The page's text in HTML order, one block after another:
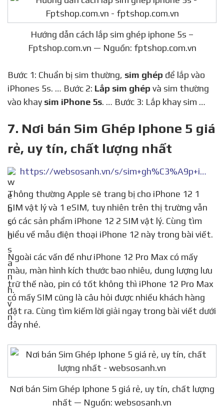
Hướng dẫn cách lắp sim ghép iphone 5s –
Fptshop.com.vn — Nguồn: fptshop.com.vn
Bước 1: Chuẩn bị sim thường, sim ghép để lắp vào
iPhones 5s. … Bước 2: Lắp sim ghép và sim thường
vào khay sim iPhone 5s. … Bước 3: Lắp khay sim …
7. Nơi bán Sim Ghép Iphone 5 giá
rẻ, uy tín, chất lượng nhất
https://websosanh.vn/s/sim+gh%C3%A9p+iphone+5.htm
Thông thường Apple sẽ trang bị cho iPhone 12 1
SIM vật lý và 1 eSIM, tuy nhiên trên thị trường vẫn
có các sản phẩm iPhone 12 2 SIM vật lý. Cùng tìm
hiểu về mẫu điện thoại iPhone 12 này trong bài viết.
Ngoài các vấn đề như iPhone 12 Pro Max có mấy
màu, màn hình kích thước bao nhiêu, dung lượng lưu
trữ thế nào, pin có tốt không thì iPhone 12 Pro Max
có mấy SIM cũng là câu hỏi được nhiều khách hàng
đặt ra. Cùng tìm kiếm lời giải ngay trong bài viết dưới
đây nhé.
Nơi bán Sim Ghép Iphone 5 giá rẻ, uy tín, chất lượng
nhất — Nguồn: websosanh.vn